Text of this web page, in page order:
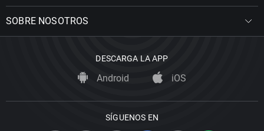
SOBRE NOSOTROS
DESCARGA LA APP
Android iOS
SÍGUENOS EN